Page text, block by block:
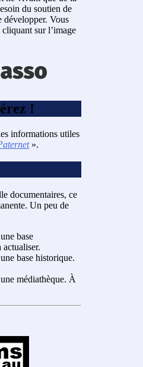
du soutien de
développer. Vous
sur l’image
!
informations utiles
».
documentaires, ce
Un peu de
base
base historique.
médiathèque. À